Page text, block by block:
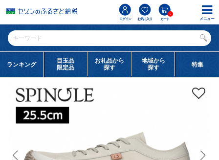
ログイン お気に入り カート
0
ランキング
目玉品
限定品
お礼品から
探す
地域から
探す
特集
メニュー